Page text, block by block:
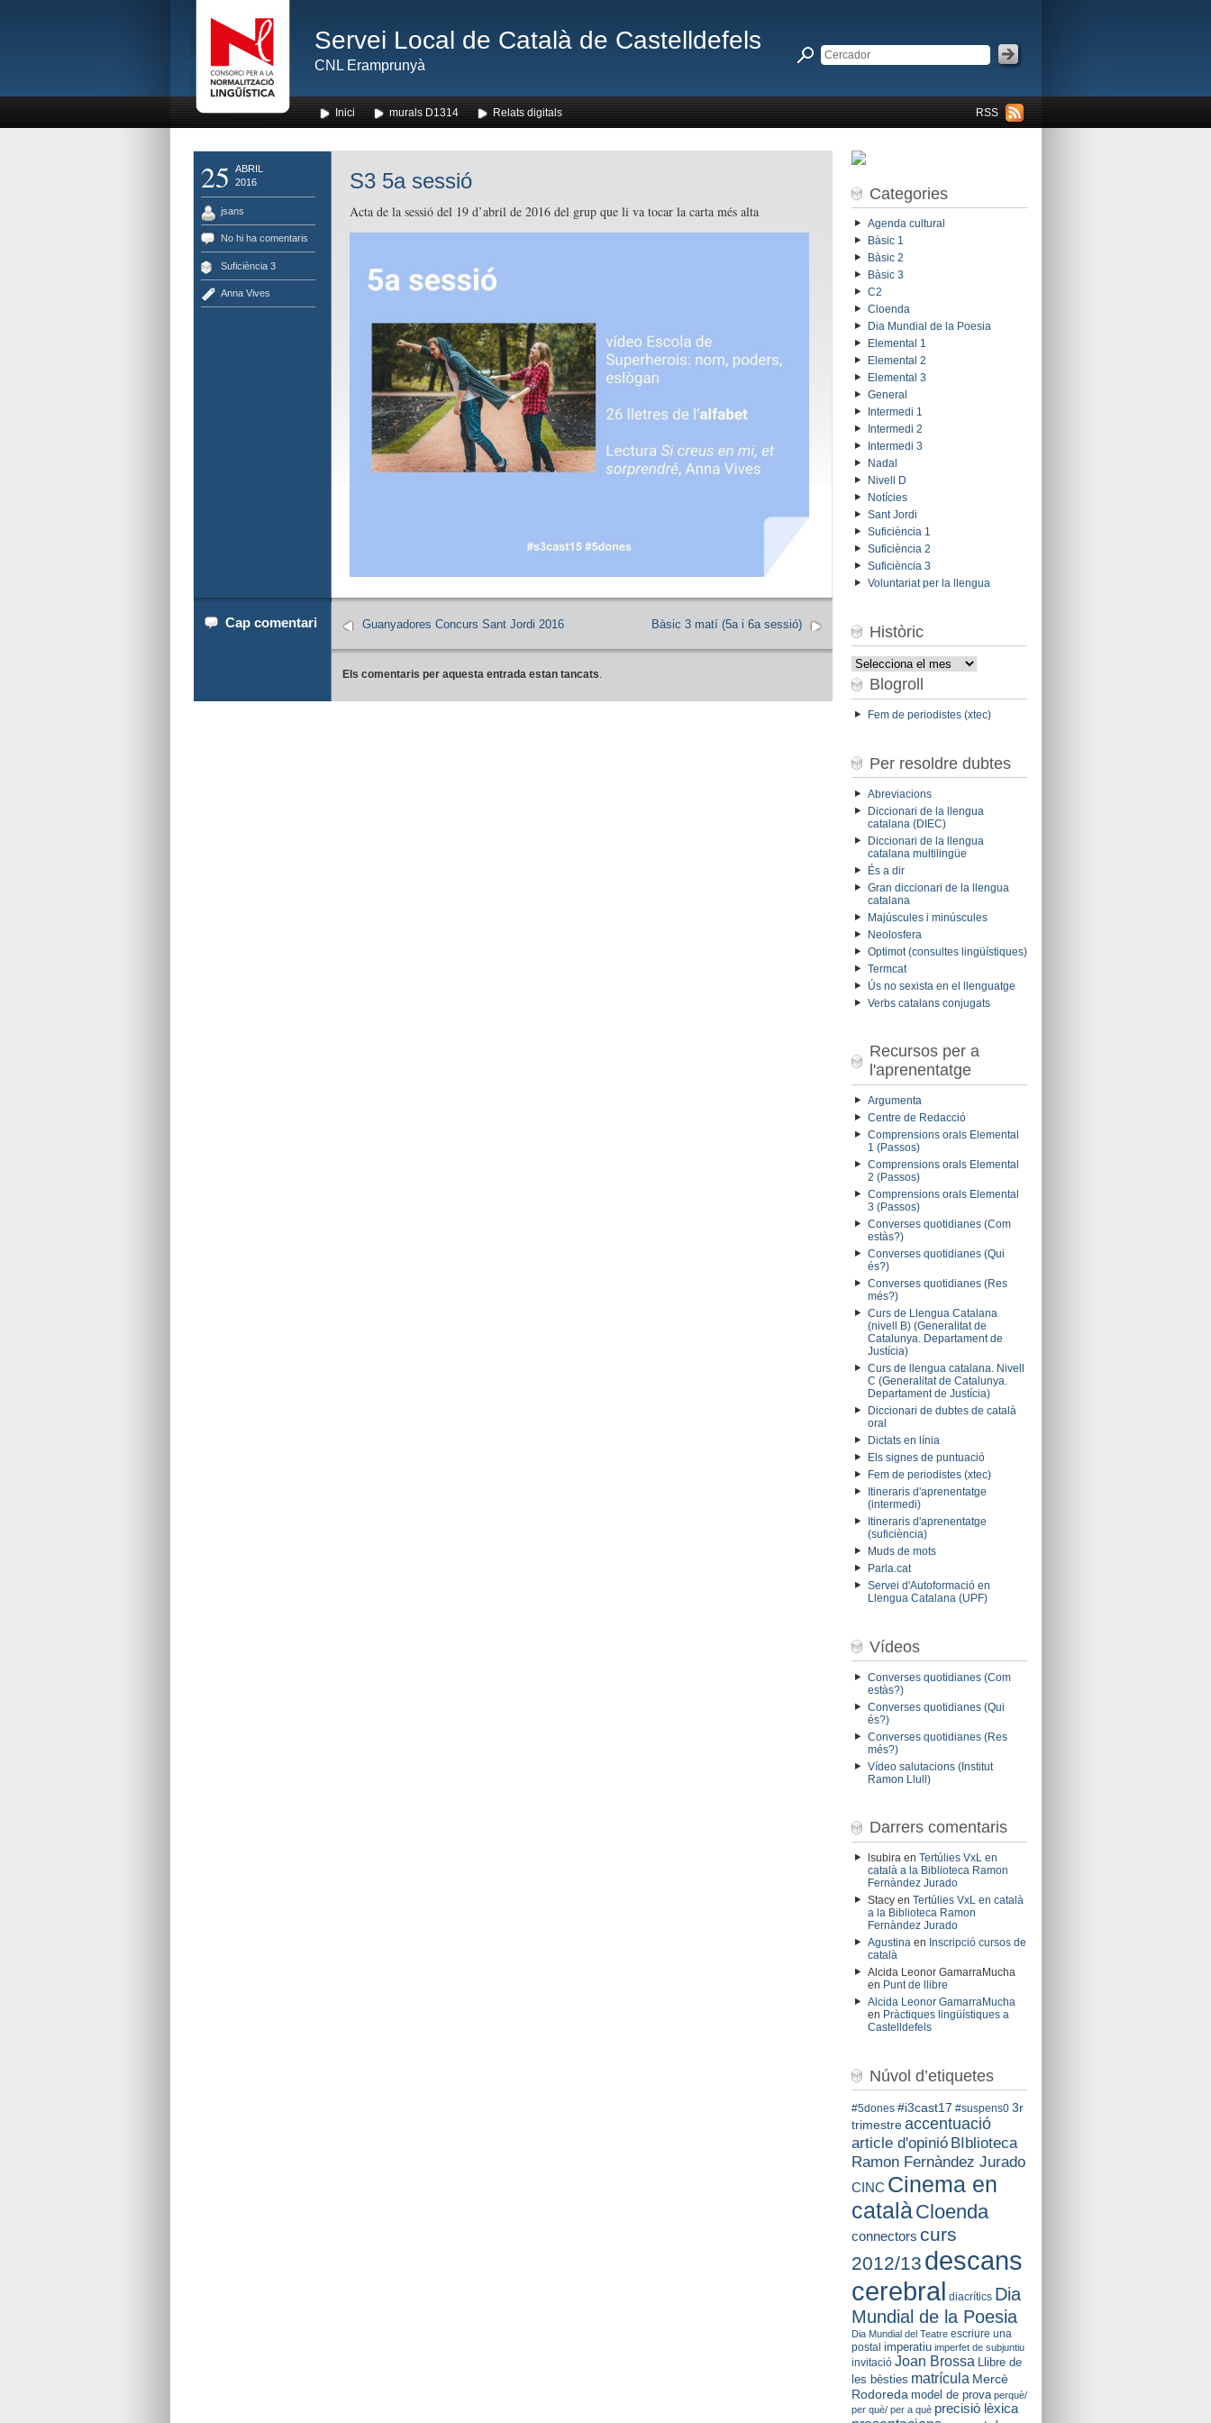
Servei Local de Català de Castelldefels
CNL Eramprunyà
RSS
Inici murals D1314 Relats digitals
25
ABRIL
2016
jsans
No hi ha comentaris
Suficiència 3
Anna Vives
S3 5a sessió
Acta de la sessió del 19 d’abril de 2016 del grup que li va tocar la carta més alta
Cap comentari Bàsic 3 matí (5a i 6a sessió)
Guanyadores Concurs Sant Jordi 2016
Els comentaris per aquesta entrada estan tancats.
Categories
Agenda cultural
Bàsic 1
Bàsic 2
Bàsic 3
C2
Cloenda
Dia Mundial de la Poesia
Elemental 1
Elemental 2
Elemental 3
General
Intermedi 1
Intermedi 2
Intermedi 3
Nadal
Nivell D
Notícies
Sant Jordi
Suficiència 1
Suficiència 2
Suficiència 3
Voluntariat per la llengua
Històric
Històric
Blogroll
Fem de periodistes (xtec)
Per resoldre dubtes
Abreviacions
Diccionari de la llengua
catalana (DIEC)
Diccionari de la llengua
catalana multilingüe
És a dir
Gran diccionari de la llengua
catalana
Majúscules i minúscules
Neolosfera
Optimot (consultes lingüístiques)
Termcat
Ús no sexista en el llenguatge
Verbs catalans conjugats
Recursos per a
l'aprenentatge
Argumenta
Centre de Redacció
Comprensions orals Elemental
1 (Passos)
Comprensions orals Elemental
2 (Passos)
Comprensions orals Elemental
3 (Passos)
Converses quotidianes (Com
estàs?)
Converses quotidianes (Qui
és?)
Converses quotidianes (Res
més?)
Curs de Llengua Catalana
(nivell B) (Generalitat de
Catalunya. Departament de
Justícia)
Curs de llengua catalana. Nivell
C (Generalitat de Catalunya.
Departament de Justícia)
Diccionari de dubtes de català
oral
Dictats en línia
Els signes de puntuació
Fem de periodistes (xtec)
Itineraris d'aprenentatge
(intermedi)
Itineraris d'aprenentatge
(suficiència)
Muds de mots
Parla.cat
Servei d'Autoformació en
Llengua Catalana (UPF)
Vídeos
Converses quotidianes (Com
estàs?)
Converses quotidianes (Qui
és?)
Converses quotidianes (Res
més?)
Vídeo salutacions (Institut
Ramon Llull)
Darrers comentaris
lsubiraen Tertúlies VxL en
català a la Biblioteca Ramon
Fernàndez Jurado
Stacyen Tertúlies VxL en català
a la Biblioteca Ramon
Fernàndez Jurado
Agustinaen Inscripció cursos de
català
Alcida Leonor GamarraMucha
en Punt de llibre
Alcida Leonor GamarraMucha
en Pràctiques lingüístiques a
Castelldefels
Núvol d’etiquetes
#5dones #i3cast17 #suspens0 3r
trimestre accentuació
article d'opinió BIblioteca
Ramon Fernàndez Jurado
CINC Cinema en
catalàCloenda
connectors curs
2012/13 descans
cerebral diacrítics Dia
Mundial de la Poesia
Dia Mundial del Teatre escriure una
postal imperatiu imperfet de subjuntiu
invitació Joan Brossa
Llibre de
les bèsties matrícula Mercè
Rodoreda model de prova perquè/
per què/ per a què precisió lèxica